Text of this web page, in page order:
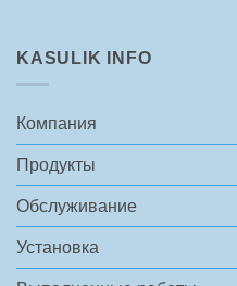
KASULIK INFO
Компания
Продукты
Обслуживание
Установка